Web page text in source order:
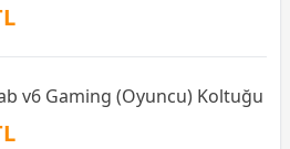
v6 Gaming (Oyuncu) Koltuğu